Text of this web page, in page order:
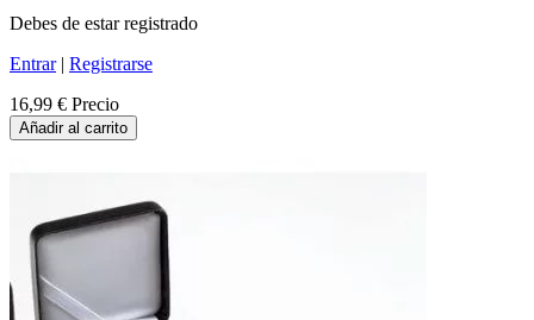
Debes de estar registrado
Entrar| Registrarse
16,99 € Precio
Añadir al carrito